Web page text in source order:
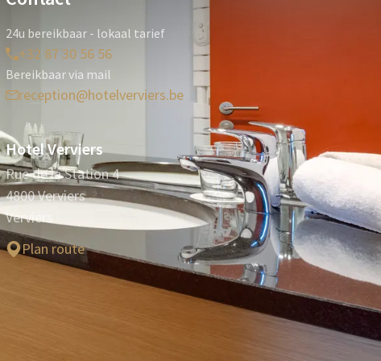
24u bereikbaar - lokaal tarief
+32 87 30 56 56
Bereikbaar via mail
reception@hotelverviers.be
Hotel Verviers
Rue de la Station 4
4800 Verviers
Verviers
Plan route